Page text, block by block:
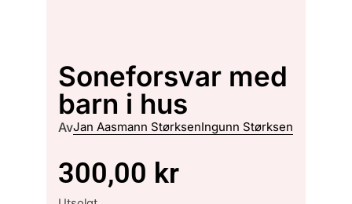
Soneforsvar med
barn i hus
AvJan Aasmann StørksenIngunn Størksen
300,00 kr